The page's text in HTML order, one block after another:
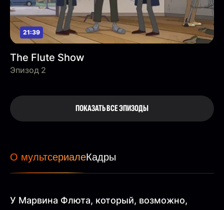
21:39
The Flute Show
Эпизод 2
ПОКАЗАТЬ ВСЕ ЭПИЗОДЫ
О мультсериалеКадры
У Марвина Флюта, который, возможно,